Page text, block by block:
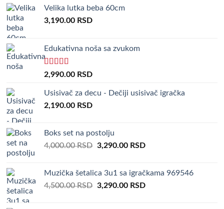
Velika lutka beba 60cm
3,190.00 RSD
Edukativna noša sa zvukom
Rated 5.00
2,990.00 RSD
Usisivač za decu - Dečiji usisivač igračka
2,190.00 RSD
Boks set na postolju
4,000.00RSD Original
4,000.00 RSD.
3,290.00 RSDCurrent
3,290.00 RSD.
Muzička šetalica 3u1 sa igračkama 969546
4,500.00RSD Original
3,290.00 RSDCurrent